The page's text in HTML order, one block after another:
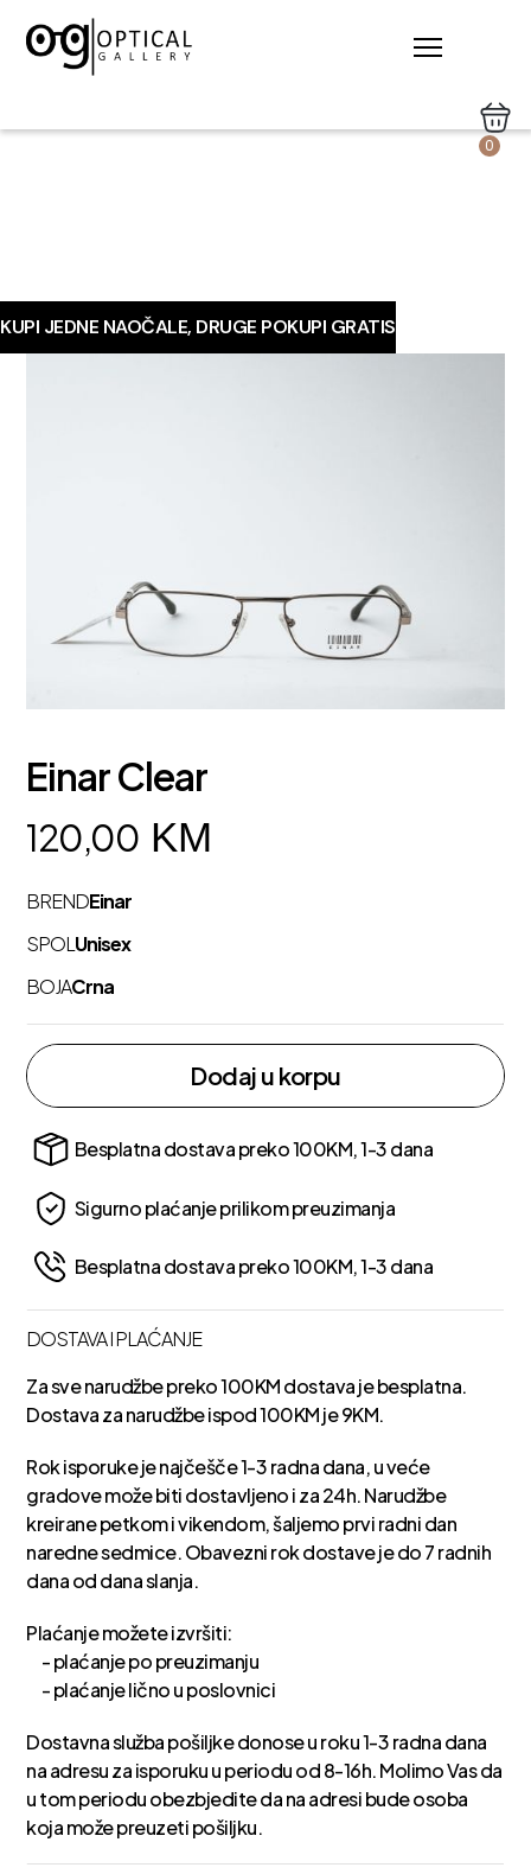
0
KUPI JEDNE NAOČALE, DRUGE POKUPI GRATIS
Einar Clear
120,00 KM
BRENDEinar
SPOL Unisex
BOJACrna
Dodaj u korpu
Besplatna dostava preko 100KM, 1-3 dana
Sigurno plaćanje prilikom preuzimanja
Besplatna dostava preko 100KM, 1-3 dana
DOSTAVA I PLAĆANJE
Za sve narudžbe preko 100KM dostava je besplatna.
Dostava za narudžbe ispod 100KM je 9KM.
Rok isporuke je najčešče 1-3 radna dana, u veće
gradove može biti dostavljeno i za 24h. Narudžbe
kreirane petkom i vikendom, šaljemo prvi radni dan
naredne sedmice. Obavezni rok dostave je do 7 radnih
dana od dana slanja.
Plaćanje možete izvršiti:
- plaćanje po preuzimanju
- plaćanje lično u poslovnici
Dostavna služba pošiljke donose u roku 1-3 radna dana
na adresu za isporuku u periodu od 8-16h. Molimo Vas da
u tom periodu obezbjedite da na adresi bude osoba
koja može preuzeti pošiljku.